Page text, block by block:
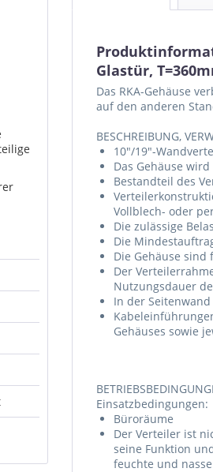
Glastür,
Das RKA-Gehäuse
auf den anderen
BESCHREIBUNG,
10"/19"-
Das Gehäuse
Bestandteil des
Vollblech- oder
Die zulässige
Die
Die Gehäuse
Der
Nutzungsdauer
In der
Gehäuses sowie
Einsatzbedingungen:
Büroräume
Der Verteiler ist
seine Funktion
feuchte und